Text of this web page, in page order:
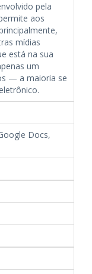
pela
aos
mídias
está na sua
um
— a maioria se
Docs,